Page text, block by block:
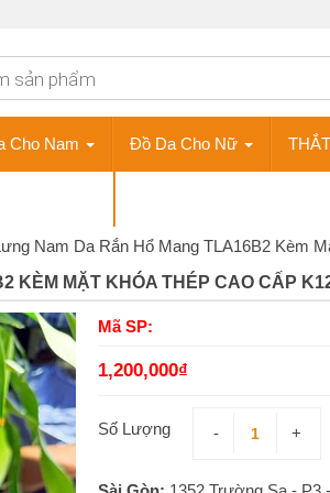
Cho Nam Đồ Da Cho Nữ
Nam Da Rắn Hổ Mang TLA16B2 Kèm
KÈM MẶT KHÓA THÉP CAO CẤP
Mã SP:
1,200,000₫
Số Lượng - +